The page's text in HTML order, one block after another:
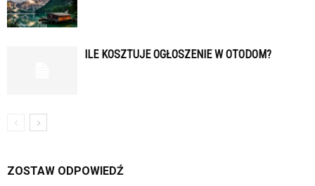
ILE KOSZTUJE OGŁOSZENIE W OTODOM?
ZOSTAW ODPOWIEDŹ